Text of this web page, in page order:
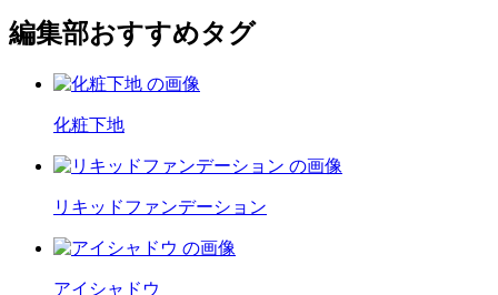
編集部おすすめタグ
化粧下地
リキッドファンデーション
アイシャドウ